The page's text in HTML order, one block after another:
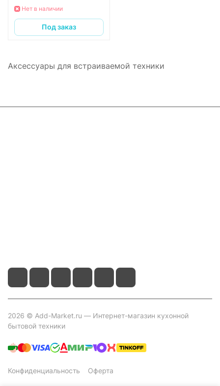
201 CНет в наличии
Под заказ
Аксессуары для встраиваемой техники
2026 © Add-Market.ru — Интернет-магазин кухонной
бытовой техники
Конфиденциальность Оферта